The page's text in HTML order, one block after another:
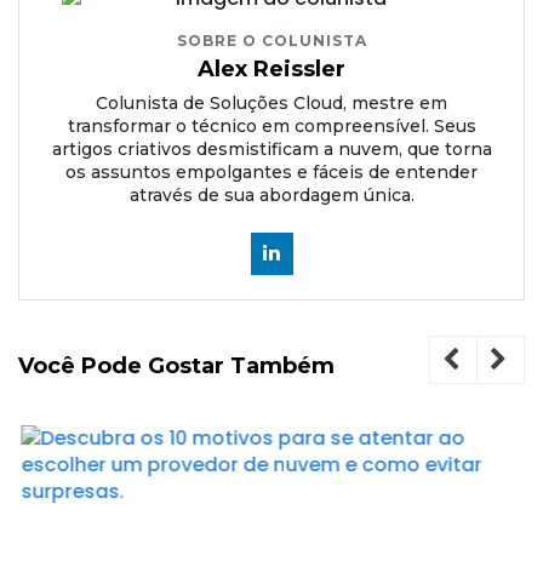
SOBRE O COLUNISTA
Alex Reissler
Colunista de Soluções Cloud, mestre em
transformar o técnico em compreensível. Seus
artigos criativos desmistificam a nuvem, que torna
os assuntos empolgantes e fáceis de entender
através de sua abordagem única.
Você Pode Gostar Também